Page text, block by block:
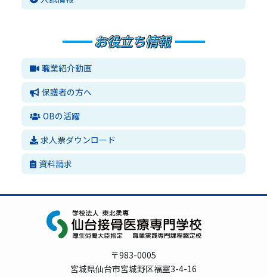
職業紹介動画
保護者の方へ
OBの活躍
求人票ダウンロード
資料請求
〒983-0005
宮城県仙台市宮城野区福室3-4-16